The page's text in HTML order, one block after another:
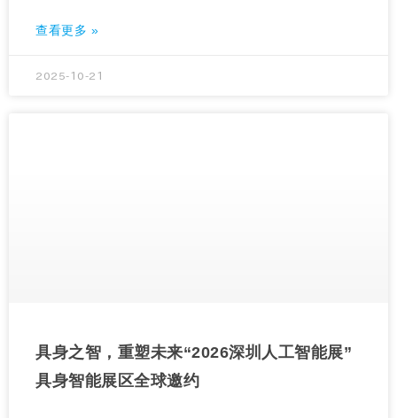
查看更多 »
2025-10-21
具身之智，重塑未来“2026深圳人工智能展”
具身智能展区全球邀约